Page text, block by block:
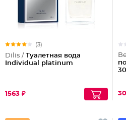
(3)
Dilis / Туалетная вода
Individual platinum
1563 ₽